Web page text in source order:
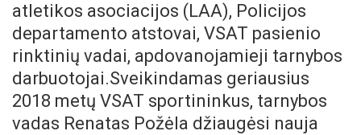
atletikos asociacijos (LAA), Policijos
departamento atstovai, VSAT pasienio
rinktinių vadai, apdovanojamieji tarnybos
darbuotojai.Sveikindamas geriausius
2018 metų VSAT sportininkus, tarnybos
vadas Renatas Požėla džiaugėsi nauja